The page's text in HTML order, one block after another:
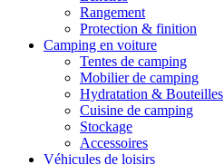
Rangement
Protection & finition
Camping en voiture
Tentes de camping
Mobilier de camping
Hydratation & Bouteilles
Cuisine de camping
Stockage
Accessoires
Véhicules de loisirs